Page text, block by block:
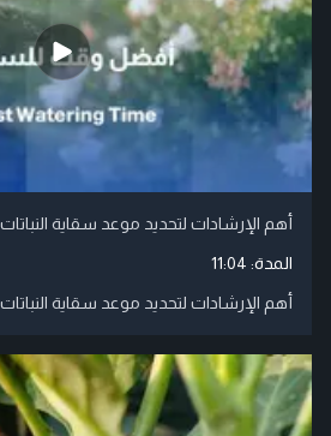
أهم الإرشادات لتحديد موعد سقاية
المدة: 11:04
أهم الإرشادات لتحديد موعد سقاية